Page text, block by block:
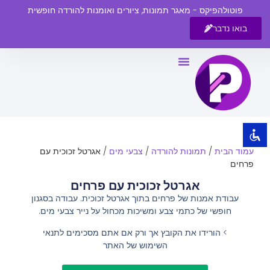
visibility_off השבת את ההבזקים
title סמן כותרות
צבע רקע
zoom_out
zoom_in זום (הגדלה)
הגדלת גופן
ניגודיות כהה
פוטולהפיקס - מאגר תמונות, ציורים ואומנות להורדה חופשית
בואו נדבר
עמוד הבית/ תמונות להורדה / צבעי מים / אגרטל זכוכית עם
פרחים
אגרטל זכוכית עם פרחים
עבודת אמנות של פרחים בתוך אגרטל זכוכית. עבודה בסגנון
חופשי של כתמי צבע ומשיכות מכחול על נייר צבעי מים.
> הורידו את הקובץ אך ורק אם אתם מסכימים לתנאי
השימוש של האתר